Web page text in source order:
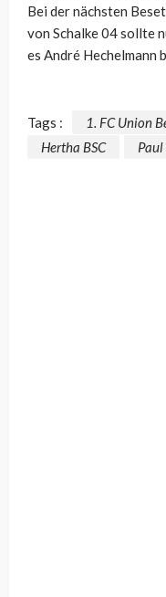
Bei der nächsten
von Schalke 04 sollte
es André Hechelmann
Tags : 1. FC Union
Hertha BSC
Paul